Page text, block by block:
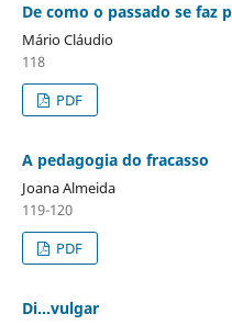
De como o passado se faz
Mário Cláudio
118
PDF
A pedagogia do fracasso
Joana Almeida
119-120
PDF
Di…vulgar